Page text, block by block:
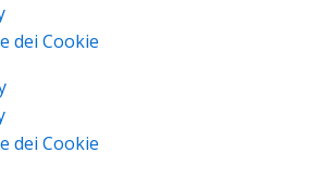
dei Cookie
dei Cookie